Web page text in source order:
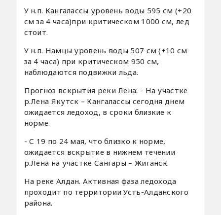
У н.п. Кангалассы уровень воды 595 см (+20
см за 4 часа)при критическом 1000 см, лед
стоит.
У н.п. Намцы уровень воды 507 см (+10 см
за 4 часа) при критическом 950 см,
наблюдаются подвижки льда.
Прогноз вскрытия реки Лена: - На участке
р.Лена Якутск – Кангалассы сегодня днем
ожидается ледоход, в сроки близкие к
норме.
- С 19 по 24 мая, что близко к норме,
ожидается вскрытие в нижнем течении
р.Лена на участке Сангары – Жиганск.
На реке Алдан. Активная фаза ледохода
проходит по территории Усть-Алданского
района.